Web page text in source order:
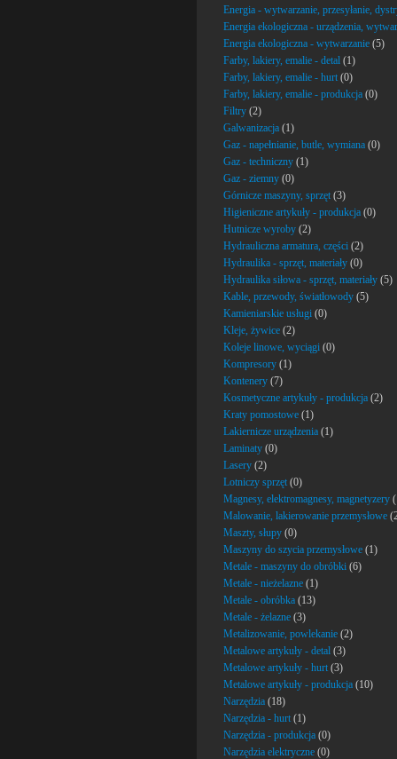
Energia - wytwarzanie, przesyłanie,
Energia ekologiczna - urządzenia,
Energia ekologiczna - wytwarzanie (5)
Farby, lakiery, emalie - detal (1)
Farby, lakiery, emalie - hurt (0)
Farby, lakiery, emalie - produkcja (0)
Filtry (2)
Galwanizacja (1)
Gaz - napełnianie, butle, wymiana (0)
Gaz - techniczny (1)
Gaz - ziemny (0)
Górnicze maszyny, sprzęt (3)
Higieniczne artykuły - produkcja (0)
Hutnicze wyroby (2)
Hydrauliczna armatura, części (2)
Hydraulika - sprzęt, materiały (0)
Hydraulika siłowa - sprzęt, materiały (5)
Kable, przewody, światłowody (5)
Kamieniarskie usługi (0)
Kleje, żywice (2)
Koleje linowe, wyciągi (0)
Kompresory (1)
Kontenery (7)
Kosmetyczne artykuły - produkcja (2)
Kraty pomostowe (1)
Lakiernicze urządzenia (1)
Laminaty (0)
Lasery (2)
Lotniczy sprzęt (0)
Magnesy, elektromagnesy, magnetyzery
Malowanie, lakierowanie przemysłowe
Maszty, słupy (0)
Maszyny do szycia przemysłowe (1)
Metale - maszyny do obróbki (6)
Metale - nieżelazne (1)
Metale - obróbka (13)
Metale - żelazne (3)
Metalizowanie, powlekanie (2)
Metalowe artykuły - detal (3)
Metalowe artykuły - hurt (3)
Metalowe artykuły - produkcja (10)
Narzędzia (18)
Narzędzia - hurt (1)
Narzędzia - produkcja (0)
Narzędzia elektryczne (0)